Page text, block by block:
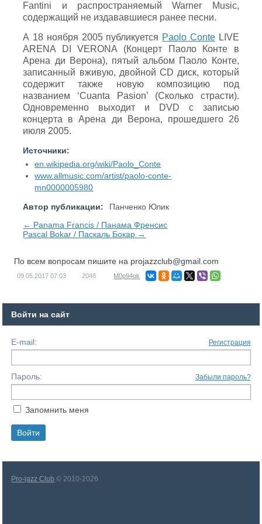
Fantini и распространяемый Warner Music,
содержащий не издававшиеся ранее песни.
А 18 ноября 2005 публикуется Paolo ConteLIVE
ARENA DI VERONA (Концерт Паоло Конте в
Арена ди Верона), пятый альбом Паоло Конте,
записанный вживую, двойной CD диск, который
содержит также новую композицию под
названием ‘Cuanta Pasion’ (Сколько страсти).
Одновременно выходит и DVD с записью
концерта в Арена ди Верона, прошедшего 26
июля 2005.
Источники:
en.wikipedia.org/wiki/Paolo_Conte
www.allmusic.com/artist/paolo-conte-
mn0000005980
Автор публикации:
Панченко Юлик
← Panama Francis / Панама Френсис
Pascal Bokar / Паскаль Бокар →
По всем вопросам пишите на projazzclub@gmail.com
09.05.2017 07:03 2048 M0p94ok
Войти на сайт
E-mail: Регистрация
Пароль: Забыли пароль?
Запомнить меня
Pro-jazz Club © 2010-2026